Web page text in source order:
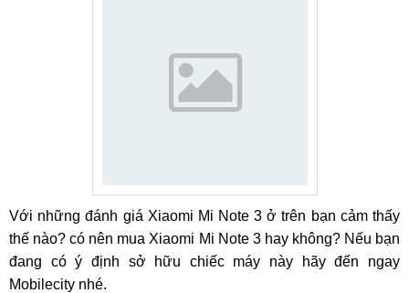
Với những đánh giá Xiaomi Mi Note 3 ở trên bạn cảm thấy
thế nào? có nên mua Xiaomi Mi Note 3 hay không? Nếu bạn
đang có ý định sở hữu chiếc máy này hãy đến ngay
Mobilecity nhé.